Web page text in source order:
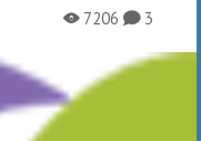
X7206K3